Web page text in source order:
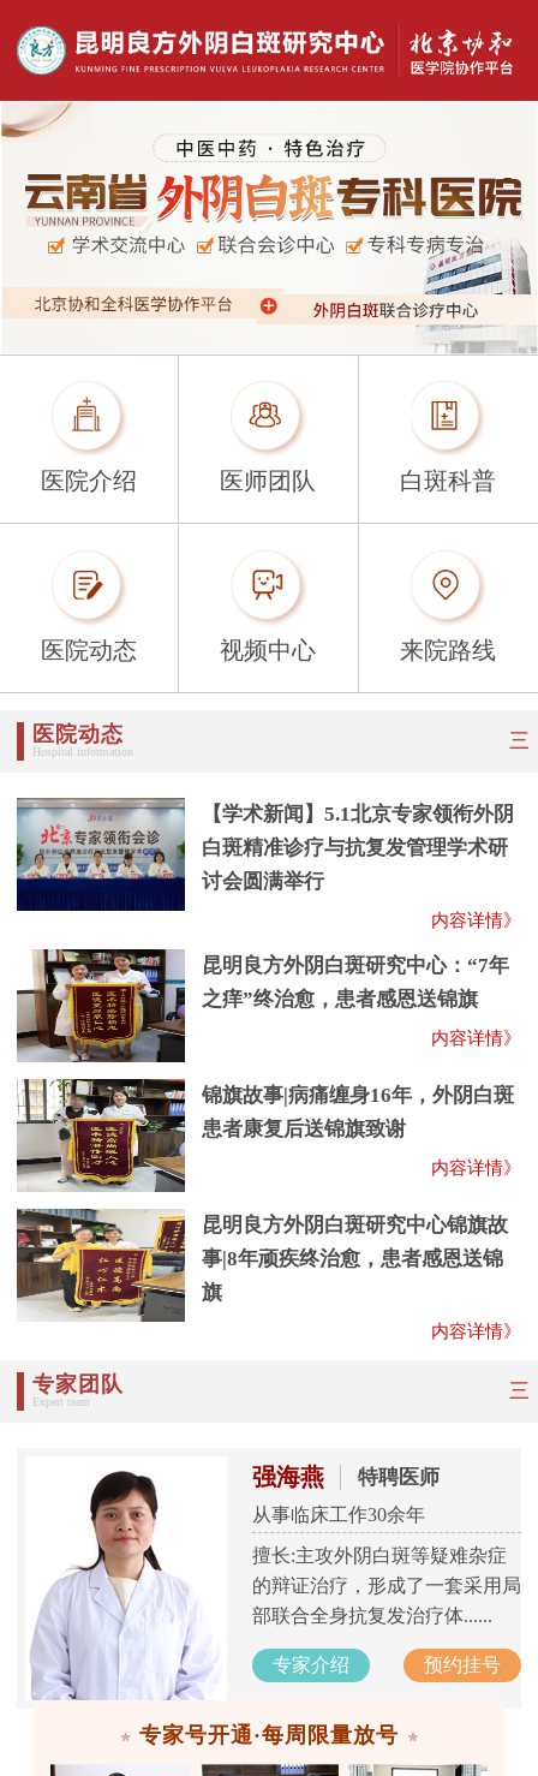
医院介绍 医师团队 白斑科普
医院动态 视频中心 来院路线
医院动态
Hospital information
三
【学术新闻】5.1北京专家领衔外阴
白斑精准诊疗与抗复发管理学术研
讨会圆满举行
内容详情》
昆明良方外阴白斑研究中心：“7年
之痒”终治愈，患者感恩送锦旗
内容详情》
锦旗故事|病痛缠身16年，外阴白斑
患者康复后送锦旗致谢
内容详情》
昆明良方外阴白斑研究中心锦旗故
事|8年顽疾终治愈，患者感恩送锦
旗
内容详情》
专家团队
Expert team
三
强海燕 特聘医师
从事临床工作30余年
擅长:主攻外阴白斑等疑难杂症
的辩证治疗，形成了一套采用局
部联合全身抗复发治疗体......
专家介绍 预约挂号
专家号开通·每周限量放号